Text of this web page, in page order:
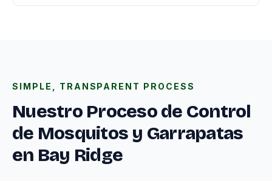
SIMPLE, TRANSPARENT PROCESS
Nuestro Proceso de Control
de Mosquitos y Garrapatas
en Bay Ridge